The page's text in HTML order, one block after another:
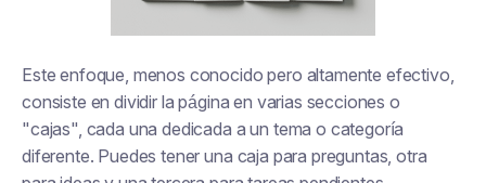
Este enfoque, menos conocido pero altamente efectivo,
consiste en dividir la página en varias secciones o
"cajas", cada una dedicada a un tema o categoría
diferente. Puedes tener una caja para preguntas, otra